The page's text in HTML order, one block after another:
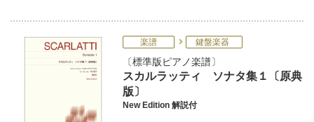
楽譜 鍵盤楽器
標準版ピアノ楽譜
スカルラッティ ソナタ集１〔原典
版〕
New Edition 解説付